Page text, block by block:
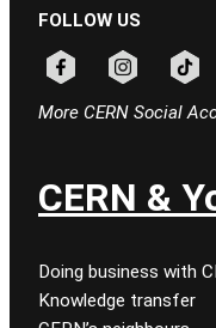
FOLLOW US
More CERN Social
CERN &
Doing business with
Knowledge transfer